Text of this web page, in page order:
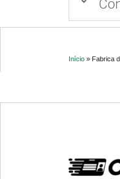
Início » Fabrica